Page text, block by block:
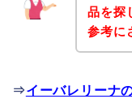
品を探
参考に
⇒イーバレリーナ